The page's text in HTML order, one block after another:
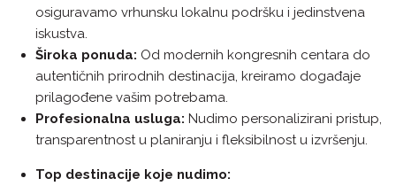
osiguravamo vrhunsku lokalnu podršku i jedinstvena
iskustva.
Široka ponuda: Od modernih kongresnih centara do
autentičnih prirodnih destinacija, kreiramo događaje
prilagođene vašim potrebama.
Profesionalna usluga: Nudimo personalizirani pristup,
transparentnost u planiranju i fleksibilnost u izvršenju.
Top destinacije koje nudimo: